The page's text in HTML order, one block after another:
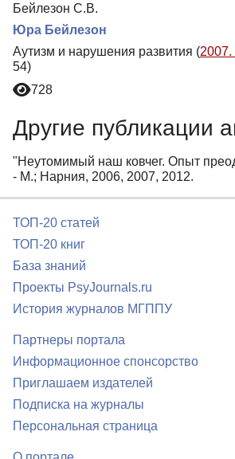
Бейлезон С.В.
Юра Бейлезон
Аутизм и нарушения развития (
54)
728
Другие публикации
"Неутомимый наш ковчег. Опыт
- М.; Нарния, 2006, 2007, 2012.
ТОП-20 статей
ТОП-20 книг
База знаний
Проекты PsyJournals.ru
История журналов МГППУ
Партнеры портала
Информационное спонсорство
Приглашаем издателей
Подписка на журналы
Персональная страница